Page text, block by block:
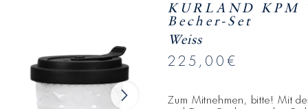
KURLAND KPM
Becher-Set
Weiss
225,00€
Zum Mitnehmen, bitte! Mit